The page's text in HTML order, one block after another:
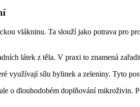
vlákninu. Ta slouží jako potrava pro
látek z těla. V praxi to znamená
využívají sílu bylinek a zeleniny. Tyto
o dlouhodobém doplňování mikroživin.